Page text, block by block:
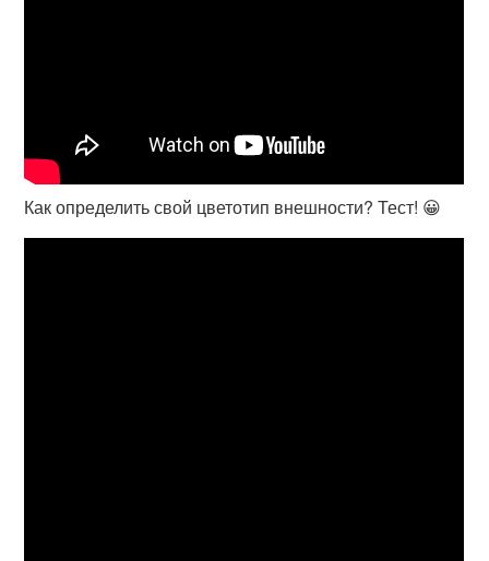
Как определить свой цветотип внешности? Тест! 😀